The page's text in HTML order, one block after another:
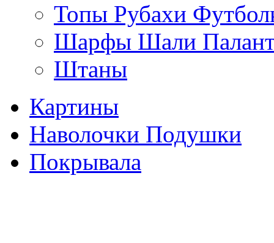
Топы Рубахи
Шарфы Шали
Штаны
Картины
Наволочки Подушки
Покрывала